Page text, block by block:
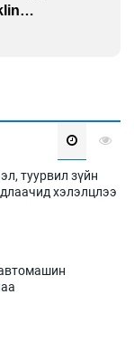
туурвил зүйн
хэлэлцлээ